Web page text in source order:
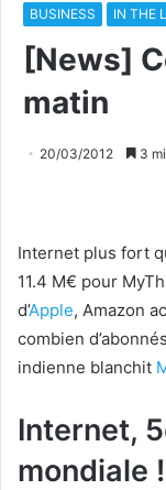
BUSINESS IN THE
[News]
matin
20/03/2012 3
Internet plus fort
11.4 M€ pour
d’Apple, Amazon
combien
indienne blanchit
Internet,
mondiale !